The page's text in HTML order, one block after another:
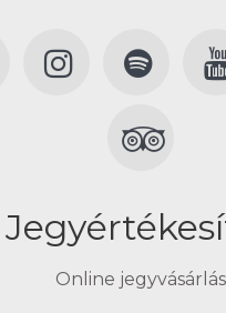
Online jegyvásárlás